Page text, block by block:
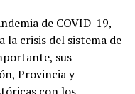
de COVID-19,
la crisis del sistema de
sus
Provincia y